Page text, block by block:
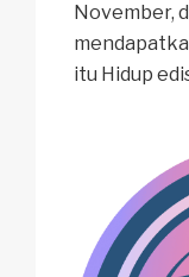
November,
itu Hidup